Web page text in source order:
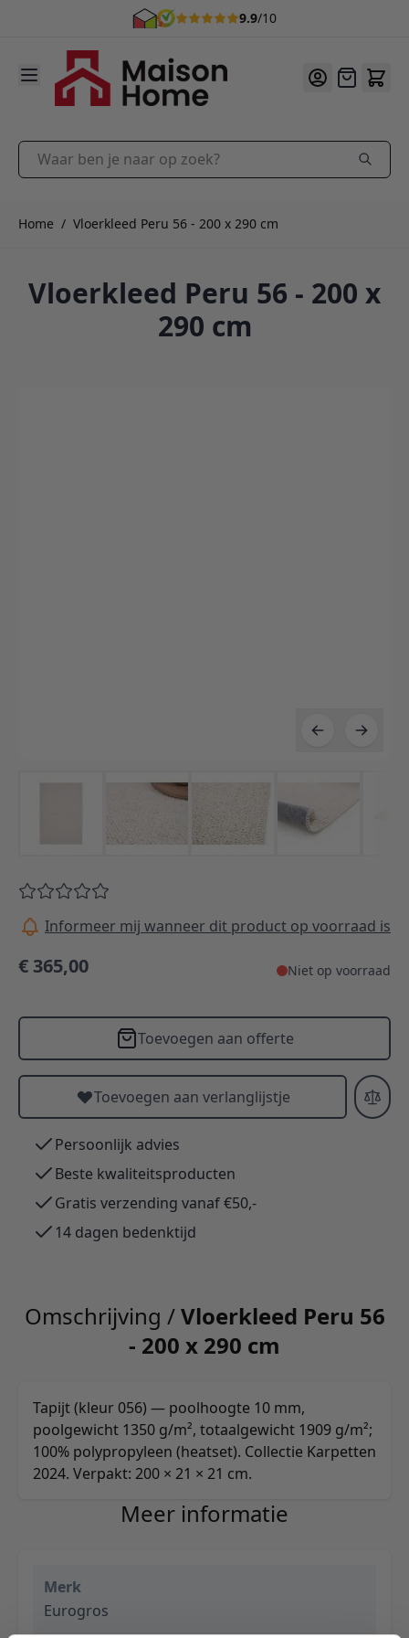
9.9/10
Ga naar de inhoud
Offerte
Waar ben je naar op zoek?
Home / Vloerkleed Peru 56 - 200 x 290 cm
Vloerkleed Peru 56 - 200 x
290 cm
Informeer mij wanneer dit product op voorraad is
€ 365,00 Niet op voorraad
Toevoegen aan offerte
Toevoegen aan verlanglijstje
Persoonlijk advies
Beste kwaliteitsproducten
Gratis verzending vanaf €50,-
14 dagen bedenktijd
Omschrijving /Vloerkleed Peru 56
- 200 x 290 cm
Tapijt (kleur 056) — poolhoogte 10 mm,
poolgewicht 1350 g/m², totaalgewicht 1909 g/m²;
100% polypropyleen (heatset). Collectie Karpetten
2024. Verpakt: 200 × 21 × 21 cm.
Meer informatie
Merk
Eurogros